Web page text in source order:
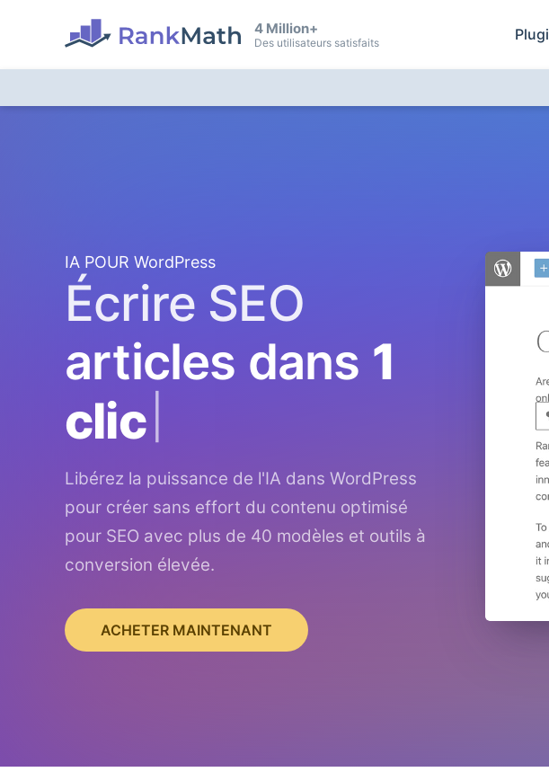
4 Million+
Des utilisateurs satisfaits
IA POUR WordPress
Écrire SEO
articles dans 1
clic
Libérez la puissance de l'IA dans WordPress
pour créer sans effort du contenu optimisé
pour SEO avec plus de 40 modèles et outils à
conversion élevée.
ACHETER MAINTENANT